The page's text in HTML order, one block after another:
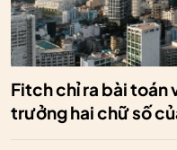
Fitch chỉ ra bài toán
trưởng hai chữ số